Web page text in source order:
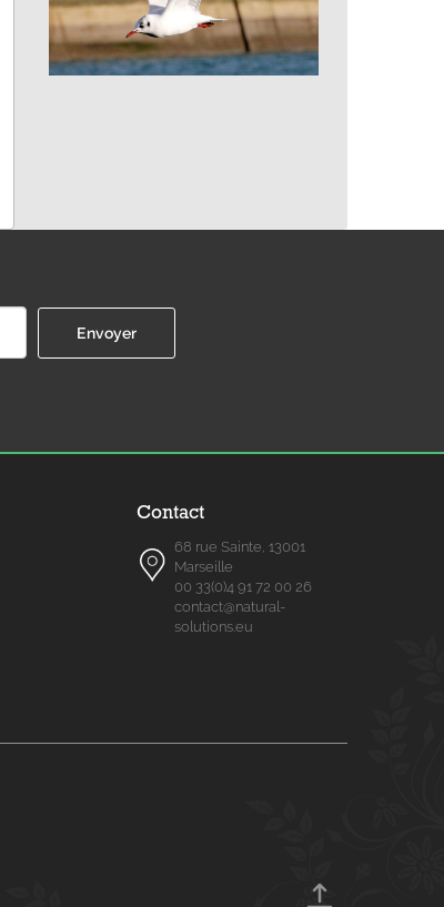
Contact
68 rue Sainte, 13001
Marseille
00 33(0)4 91 72 00 26
contact@natural-
solutions.eu